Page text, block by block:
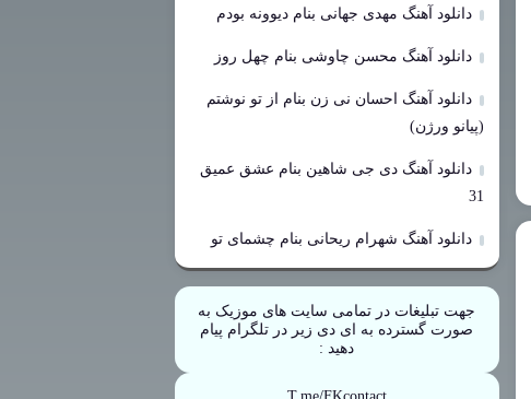
دانلود آهنگ مهدی جهانی بنام دیوونه بودم
دانلود آهنگ محسن چاوشی بنام چهل روز
دانلود آهنگ احسان نی زن بنام از تو نوشتم
(پیانو ورژن)
دانلود آهنگ دی جی شاهین بنام عشق عمیق
31
دانلود آهنگ شهرام ریحانی بنام چشمای تو
جهت تبلیغات در تمامی سایت های موزیک به
صورت گسترده به ای دی زیر در تلگرام پیام
دهید :